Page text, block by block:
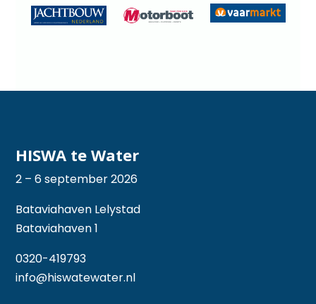
HISWA te Water
2 – 6 september 2026
Bataviahaven Lelystad
Bataviahaven 1
0320-419793
info@hiswatewater.nl